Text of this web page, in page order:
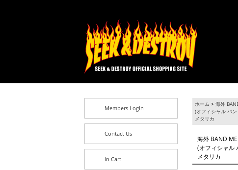
Members Login
Contact Us
In Cart
ホーム > 海外
(オフィシャル バ
メタリカ
海外 BAND
(オフィシャル
メタリカ